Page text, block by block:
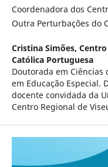
Coordenadora dos
Outra Perturbações do
Cristina Simões,
Católica Portuguesa
Doutorada em Ciências
em Educação Especial.
docente convidada da
Centro Regional de